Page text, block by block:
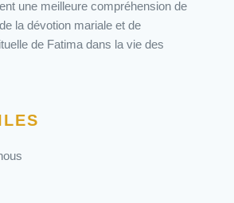
une meilleure compréhension de
la dévotion mariale et de
de Fatima dans la vie des